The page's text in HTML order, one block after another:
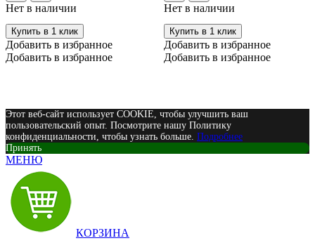
Нет в наличии
Купить в 1 клик
Добавить в избранное
Добавить в избранное
Нет в наличии
Купить в 1 клик
Добавить в избранное
Добавить в избранное
Этот веб-сайт использует COOKIE, чтобы улучшить ваш
пользовательский опыт. Посмотрите нашу Политику
конфиденциальности, чтобы узнать больше. Подробнее
Принять
МЕНЮ
КОРЗИНА